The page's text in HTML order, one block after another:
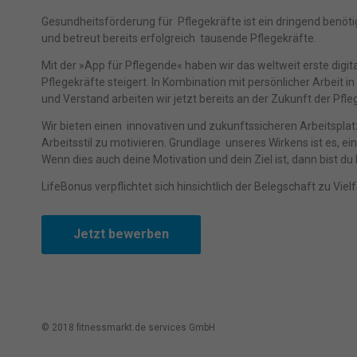
Gesundheitsförderung für Pflegekräfte ist ein dringend
und betreut bereits erfolgreich tausende Pflegekräfte.
Mit der »App für Pflegende« haben wir das weltweit erste
Pflegekräfte steigert. In Kombination mit persönlicher Arbeit
und Verstand arbeiten wir jetzt bereits an der Zukunft der
Wir bieten einen innovativen und zukunftssicheren
Arbeitsstil zu motivieren. Grundlage unseres Wirkens ist es,
Wenn dies auch deine Motivation und dein Ziel ist, dann bist du
LifeBonus verpflichtet sich hinsichtlich der Belegschaft zu
Jetzt bewerben
© 2018 fitnessmarkt.de services GmbH
(z.
Hier